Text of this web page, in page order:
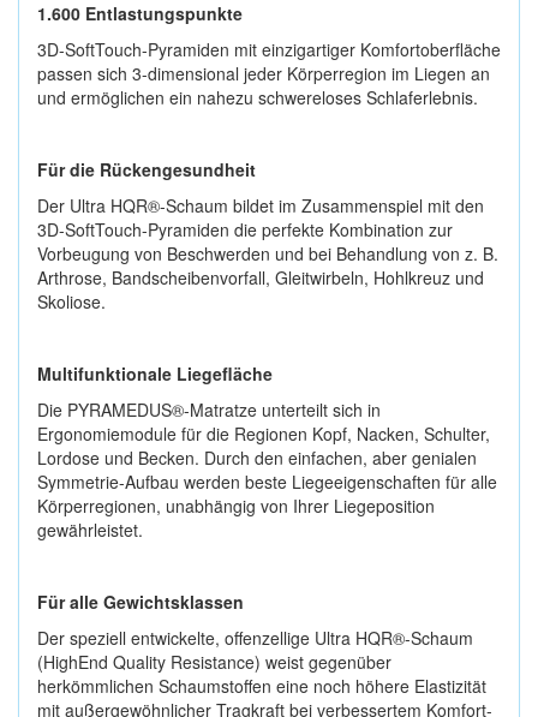
1.600 Entlastungspunkte
3D-SoftTouch-Pyramiden mit einzigartiger Komfortoberfläche
passen sich 3-dimensional jeder Körperregion im Liegen an
und ermöglichen ein nahezu schwereloses Schlaferlebnis.
Für die Rückengesundheit
Der Ultra HQR®-Schaum bildet im Zusammenspiel mit den
3D-SoftTouch-Pyramiden die perfekte Kombination zur
Vorbeugung von Beschwerden und bei Behandlung von z. B.
Arthrose, Bandscheibenvorfall, Gleitwirbeln, Hohlkreuz und
Skoliose.
Multifunktionale Liegefläche
Die PYRAMEDUS®-Matratze unterteilt sich in
Ergonomiemodule für die Regionen Kopf, Nacken, Schulter,
Lordose und Becken. Durch den einfachen, aber genialen
Symmetrie-Aufbau werden beste Liegeeigenschaften für alle
Körperregionen, unabhängig von Ihrer Liegeposition
gewährleistet.
Für alle Gewichtsklassen
Der speziell entwickelte, offenzellige Ultra HQR®-Schaum
(HighEnd Quality Resistance) weist gegenüber
herkömmlichen Schaumstoffen eine noch höhere Elastizität
mit außergewöhnlicher Tragkraft bei verbessertem Komfort-